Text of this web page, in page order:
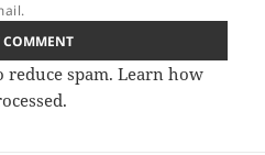
reduce spam.Learn how